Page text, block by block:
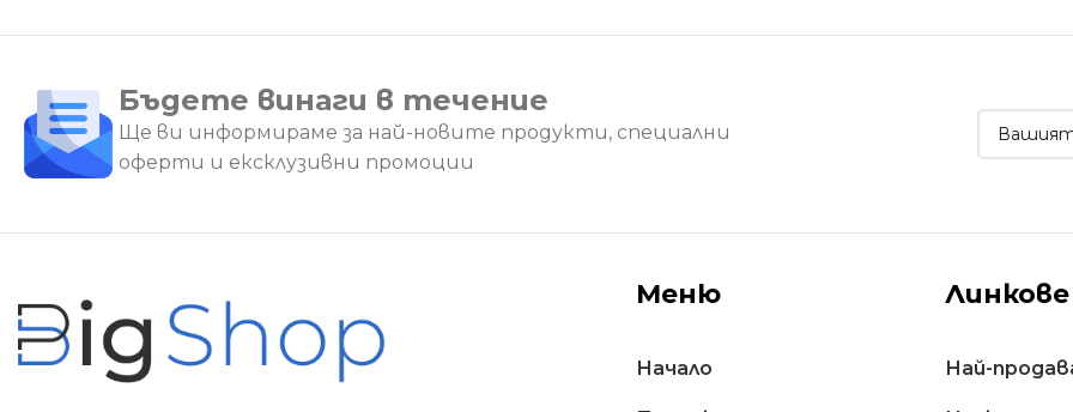
Бъдете винаги в течение
Ще ви информираме за най-новите продукти, специални
оферти и ексклузивни промоции
Меню
Начало
Линкове
Най-